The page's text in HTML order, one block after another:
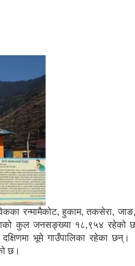
रन्मामैकोट, हुकाम, तकसेरा,
कुल जनसङ्ख्या १८,९५४ रहेको छ।
दक्षिणमा भूमे गाउँपालिका रहेका
छ।